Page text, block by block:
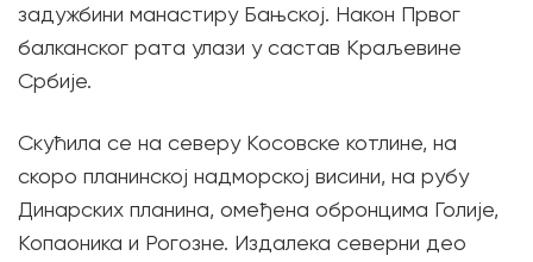
задужбини манастиру Бањској. Након Првог
балканског рата улази у састав Краљевине
Србије.
Скућила се на северу Косовске котлине, на
скоро планинској надморској висини, на рубу
Динарских планина, омеђена обронцима Голије,
Копаоника и Рогозне. Издалека северни део